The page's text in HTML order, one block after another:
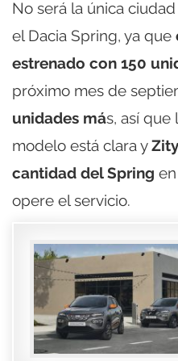
No será la única
el Dacia Spring, ya que
estrenado con 150
próximo mes de
unidades más, así que
modelo está clara y
cantidad del Spring
opere el servicio.